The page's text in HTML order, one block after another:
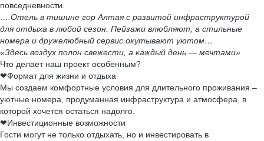
повседневности.
….Отель в тишине гор Алтая с развитой инфраструктурой
для отдыха в любой сезон. Пейзажи влюбляют, а стильные
номера и дружелюбный сервис окутывают уютом…
«Здесь воздух полон свежести, а каждый день — мечтами»
Что делает наш проект особенным?
❤Формат для жизни и отдыха
Мы создаем комфортные условия для длительного проживания –
уютные номера, продуманная инфраструктура и атмосфера, в
которой хочется остаться надолго.
❤Инвестиционные возможности
Гости могут не только отдыхать, но и инвестировать в